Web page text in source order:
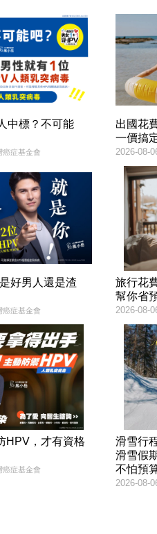
中標？不可能
癌症基金會
出國花
一價搞
2026-08-
好男人還是渣
癌症基金會
旅行花
幫你省
2026-08-
HPV，才有資格
癌症基金會
滑雪行
滑雪假
不怕預
2026-08-